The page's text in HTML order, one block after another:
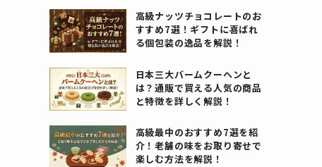
高級ナッツチョコレートのお
すすめ7選！ギフトに喜ばれ
る個包装の逸品を解説！
日本三大バームクーヘンと
は？通販で買える人気の商品
と特徴を詳しく解説！
高級最中のおすすめ7選を紹
介！老舗の味をお取り寄せで
楽しむ方法を解説！